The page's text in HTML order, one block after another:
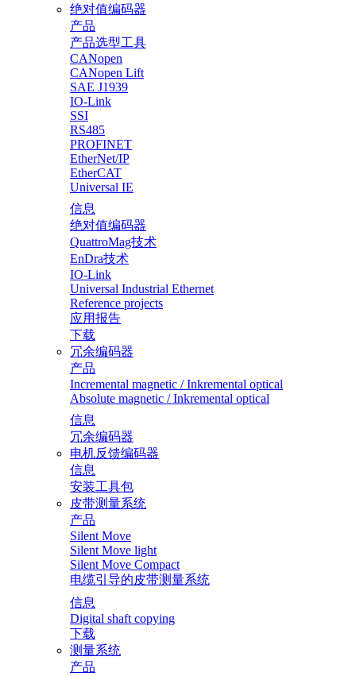
绝对值编码器
产品
产品选型工具
CANopen
CANopen Lift
SAE J1939
IO-Link
SSI
RS485
PROFINET
EtherNet/IP
EtherCAT
Universal IE
信息
绝对值编码器
QuattroMag技术
EnDra技术
IO-Link
Universal Industrial Ethernet
Reference projects
应用报告
下载
冗余编码器
产品
Incremental magnetic / Inkremental optical
Absolute magnetic / Inkremental optical
信息
冗余编码器
电机反馈编码器
信息
安装工具包
皮带测量系统
产品
Silent Move
Silent Move light
Silent Move Compact
电缆引导的皮带测量系统
信息
Digital shaft copying
下载
测量系统
产品